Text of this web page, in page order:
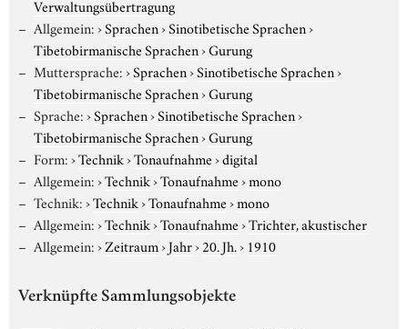
Verwaltungsübertragung
Allgemein:›Sprachen›Sinotibetische Sprachen›
Tibetobirmanische Sprachen›Gurung
Muttersprache:›Sprachen›Sinotibetische Sprachen›
Tibetobirmanische Sprachen›Gurung
Sprache:›Sprachen›Sinotibetische Sprachen›
Tibetobirmanische Sprachen›Gurung
Form:›Technik›Tonaufnahme›digital
Allgemein:›Technik›Tonaufnahme›mono
Technik:›Technik›Tonaufnahme›mono
Allgemein:›Technik›Tonaufnahme›Trichter, akustischer
Allgemein:›Zeitraum›Jahr›20. Jh.› 1910
Verknüpfte Sammlungsobjekte